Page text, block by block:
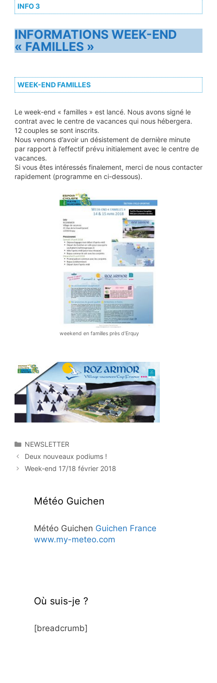
INFO 3
INFORMATIONS WEEK-END
« FAMILLES »
WEEK-END FAMILLES
Le week-end « familles » est lancé. Nous avons signé le
contrat avec le centre de vacances qui nous hébergera.
12 couples se sont inscrits.
Nous venons d’avoir un désistement de dernière minute
par rapport à l’effectif prévu initialement avec le centre de
vacances.
Si vous êtes intéressés finalement, merci de nous contacter
rapidement (programme en ci-dessous).
weekend en familles près d’Erquy
Catégories
NEWSLETTER
Deux nouveaux podiums !
Week-end 17/18 février 2018
Météo Guichen
Météo Guichen Guichen France
www.my-meteo.com
Où suis-je ?
[breadcrumb]